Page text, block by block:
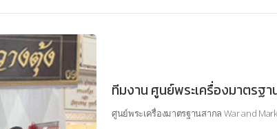
ทีมงาน ศูนย์พระเครื่องมาตรฐ
ศูนย์พระเครื่องมาตรฐานสากล War and